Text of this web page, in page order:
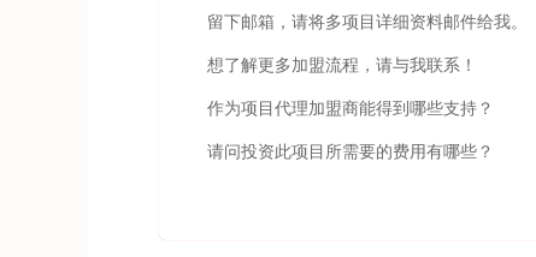
留下邮箱，请将多项目详细资料邮件给我。
想了解更多加盟流程，请与我联系！
作为项目代理加盟商能得到哪些支持？
请问投资此项目所需要的费用有哪些？